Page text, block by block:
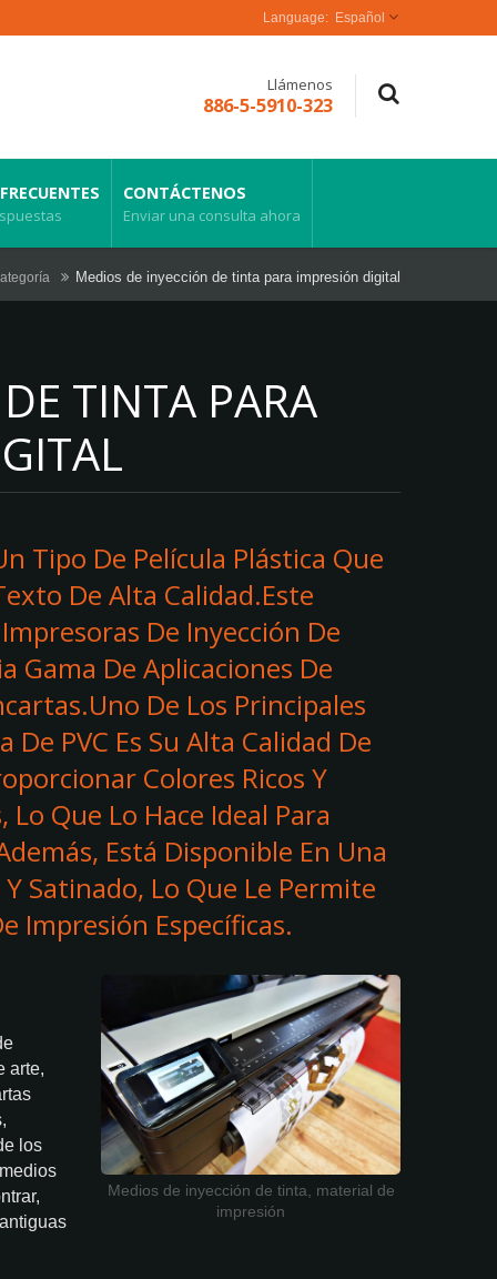
Español
Llámenos
886-5-5910-323
CONTÁCTENOS
Enviar una consulta ahora
Medios de inyección de tinta para impresión digital
TINTA PARA
Tipo De Película Plástica Que
De Alta Calidad.Este
De Inyección De
Gama De Aplicaciones De
De Los Principales
PVC Es Su Alta Calidad De
Colores Ricos Y
Que Lo Hace Ideal Para
Está Disponible En Una
Satinado, Lo Que Le Permite
Impresión Específicas.
Medios de inyección de tinta, material de
impresión
arte,
los